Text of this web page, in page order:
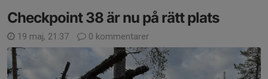
Checkpoint 38 är nu på rätt plats
19 maj, 21:37 0 kommentarer